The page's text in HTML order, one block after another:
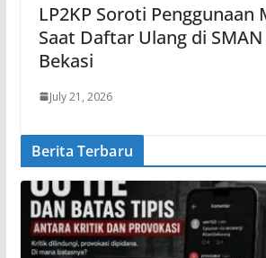
LP2KP Soroti Penggunaan
Saat Daftar Ulang di
Bekasi
July 21, 2026
Berita Terbaru